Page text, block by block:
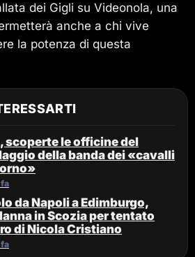
dei Gigli su Videonola, una
anche a chi vive
la potenza di questa
scoperte le officine del
della banda dei «cavalli
fa
da Napoli a Edimburgo,
in Scozia per tentato
di Nicola Cristiano
fa